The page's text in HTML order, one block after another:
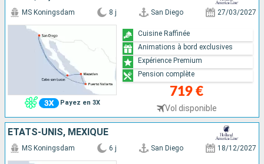
Payez en 3X
MS Koningsdam 8 j San Diego 27/03/2027
719 €
Vol disponible
Cuisine Raffinée
Animations à bord exclusives
Expérience Premium
Pension complète
ÉTATS-UNIS, MEXIQUE
MS Koningsdam 6 j San Diego 18/12/2027